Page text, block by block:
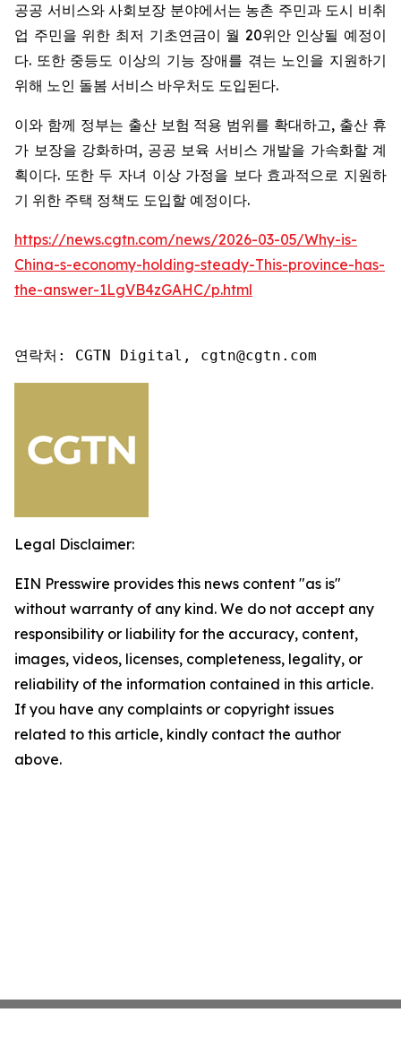
공공 서비스와 사회보장 분야에서는 농촌 주민과 도시 비취
업 주민을 위한 최저 기초연금이 월 20위안 인상될 예정이
다. 또한 중등도 이상의 기능 장애를 겪는 노인을 지원하기
위해 노인 돌봄 서비스 바우처도 도입된다.
이와 함께 정부는 출산 보험 적용 범위를 확대하고, 출산 휴
가 보장을 강화하며, 공공 보육 서비스 개발을 가속화할 계
획이다. 또한 두 자녀 이상 가정을 보다 효과적으로 지원하
기 위한 주택 정책도 도입할 예정이다.
https://news.cgtn.com/news/2026-03-05/Why-is-
China-s-economy-holding-steady-This-province-has-
the-answer-1LgVB4zGAHC/p.html
연락처: CGTN Digital, cgtn@cgtn.com
Legal Disclaimer:
EIN Presswire provides this news content "as is"
without warranty of any kind. We do not accept any
responsibility or liability for the accuracy, content,
images, videos, licenses, completeness, legality, or
reliability of the information contained in this article.
If you have any complaints or copyright issues
related to this article, kindly contact the author
above.